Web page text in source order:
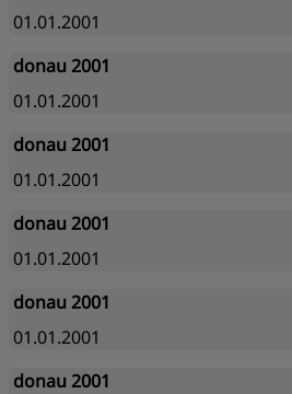
01.01.2001
donau 2001
01.01.2001
donau 2001
01.01.2001
donau 2001
01.01.2001
donau 2001
01.01.2001
donau 2001